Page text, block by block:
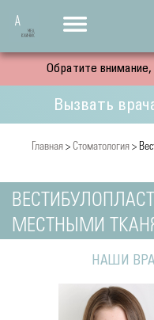
Обратите
Вызвать
Главная > Стоматология >
МЕСТНЫМИ
НАШИ